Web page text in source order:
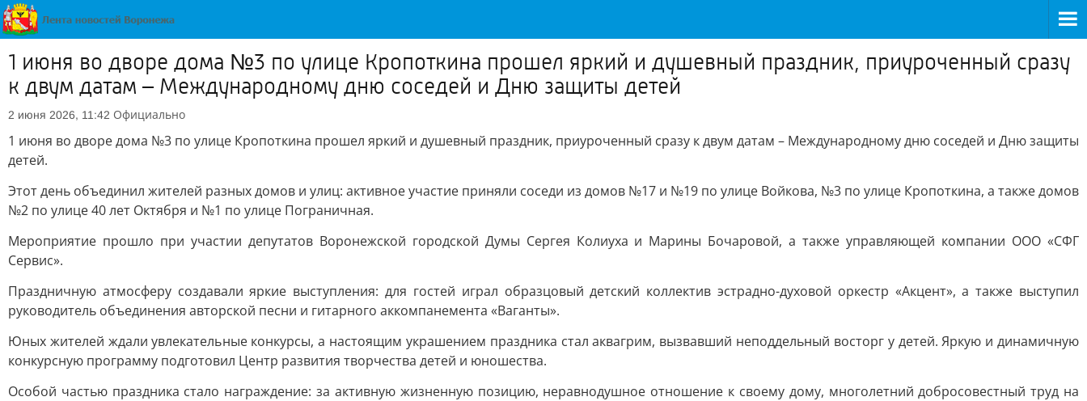
1 июня во дворе дома №3 по улице Кропоткина прошел яркий и душевный праздник, приуроченный сразу
к двум датам – Международному дню соседей и Дню защиты детей
2 июня 2026, 11:42 Официально
1 июня во дворе дома №3 по улице Кропоткина прошел яркий и душевный праздник, приуроченный сразу к двум датам – Международному дню соседей и Дню защиты
детей.
Этот день объединил жителей разных домов и улиц: активное участие приняли соседи из домов №17 и №19 по улице Войкова, №3 по улице Кропоткина, а также домов
№2 по улице 40 лет Октября и №1 по улице Пограничная.
Мероприятие прошло при участии депутатов Воронежской городской Думы Сергея Колиуха и Марины Бочаровой, а также управляющей компании ООО «СФГ
Сервис».
Праздничную атмосферу создавали яркие выступления: для гостей играл образцовый детский коллектив эстрадно-духовой оркестр «Акцент», а также выступил
руководитель объединения авторской песни и гитарного аккомпанемента «Ваганты».
Юных жителей ждали увлекательные конкурсы, а настоящим украшением праздника стал аквагрим, вызвавший неподдельный восторг у детей. Яркую и динамичную
конкурсную программу подготовил Центр развития творчества детей и юношества.
Особой частью праздника стало награждение: за активную жизненную позицию, неравнодушное отношение к своему дому, многолетний добросовестный труд на